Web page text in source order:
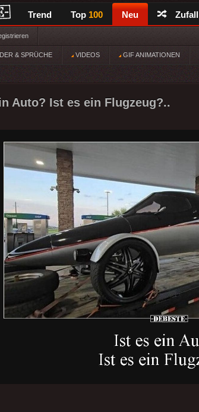
Trend Top 100 Neu Zufall
& SPRÜCHE VIDEOS GIF ANIMATIONEN
Auto? Ist es ein Flugzeug?..